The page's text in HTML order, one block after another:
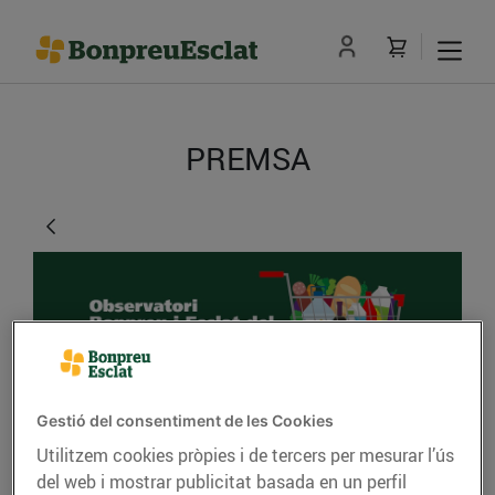
PREMSA
Observatori Bonpreu i
Gestió del consentiment de les Cookies
Utilitzem cookies pròpies i de tercers per mesurar l’ús
del web i mostrar publicitat basada en un perfil